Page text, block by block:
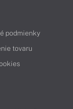
podmienky
tovaru